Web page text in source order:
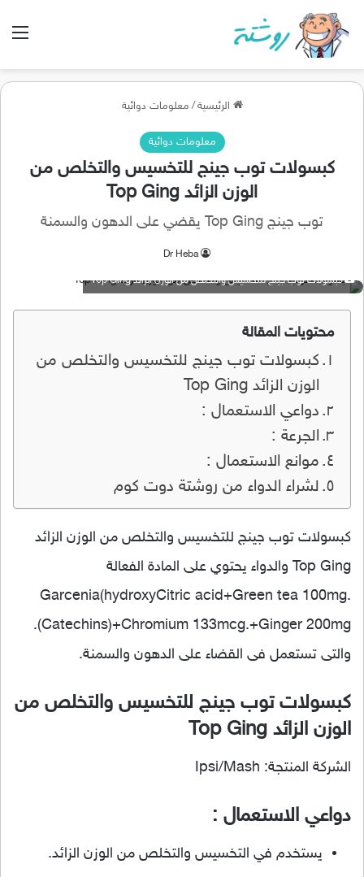
الرئيسية / معلومات دوائية
معلومات دوائية
كبسولات توب جينج للتخسيس والتخلص من
الوزن الزائد Top Ging
توب جينج Top Ging يقضي على الدهون والسمنة
Dr Heba
كبسولات توب جينج للتخسيس والتخلص من الوزن الزائد Top Ging
محتويات المقالة
كبسولات توب جينج للتخسيس والتخلص من
الوزن الزائد Top Ging
دواعي الاستعمال :
الجرعة :
موانع الاستعمال :
لشراء الدواء من روشتة دوت كوم
كبسولات توب جينج للتخسيس والتخلص من الوزن الزائد
Top Ging والدواء يحتوي على المادة الفعالة
Garcenia(hydroxyCitric acid+Green tea 100mg.
(Catechins)+Chromium 133mcg.+Ginger 200mg.
والتى تستعمل فى القضاء على الدهون والسمنة.
كبسولات توب جينج للتخسيس والتخلص من
الوزن الزائد Top Ging
الشركة المنتجة: Ipsi/Mash
دواعي الاستعمال :
يستخدم في التخسيس والتخلص من الوزن الزائد.